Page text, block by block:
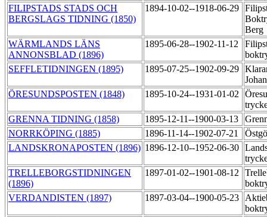
FILIPSTADS STADS OCH
BERGSLAGS TIDNING (1850)
1894-10-02--1918-06-29
Berg
WÄRMLANDS LÄNS
ANNONSBLAD (1896)
1895-06-28--1902-11-12
SEFFLETIDNINGEN (1895)
1895-07-25--1902-09-29
ÖRESUNDSPOSTEN (1848)
1895-10-24--1931-01-02
GRENNA TIDNING (1858)
1895-12-11--1900-03-13
NORRKÖPING (1885)
1896-11-14--1902-07-21
LANDSKRONAPOSTEN (1896) 1896-12-10--1952-06-30
TRELLEBORGSTIDNINGEN
(1896)
1897-01-02--1901-08-12
VERDANDISTEN (1897)
1897-03-04--1900-05-23